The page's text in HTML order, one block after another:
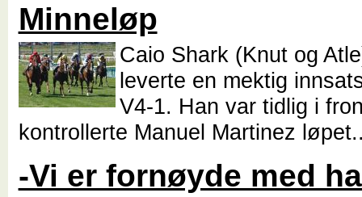
Minneløp
Caio Shark (Knut og
leverte en mektig
V4-1. Han var tidlig i
kontrollerte Manuel Martinez
-Vi er fornøyde med